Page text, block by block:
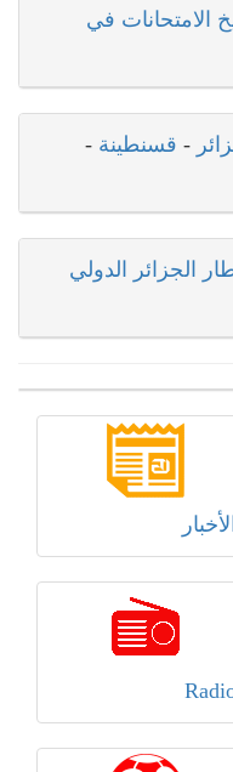
الامتحانات في
- قسنطينة -
الجزائر الدولي
الأخبار